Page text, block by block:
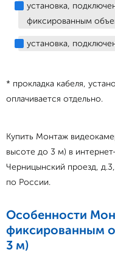
установка,
фиксированным
установка,
* прокладка кабеля,
оплачивается отдельно.
Купить Монтаж
высоте до 3 м) в
Черницынский проезд,
по России.
Особенности
фиксированным
3 м)